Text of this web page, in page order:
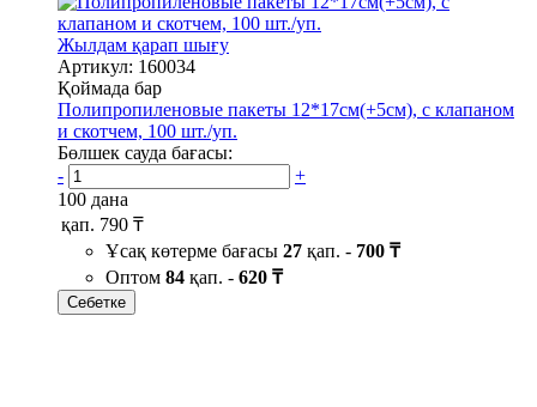
Жылдам қарап шығу
Артикул: 160034
Қоймада бар
Полипропиленовые пакеты 12*17см(+5см), с клапаном
и скотчем, 100 шт./уп.
Бөлшек сауда бағасы:
-
+
100 дана
қап. 790 ₸
Ұсақ көтерме бағасы 27 қап. - 700 ₸
Оптом 84 қап. - 620 ₸
Себетке